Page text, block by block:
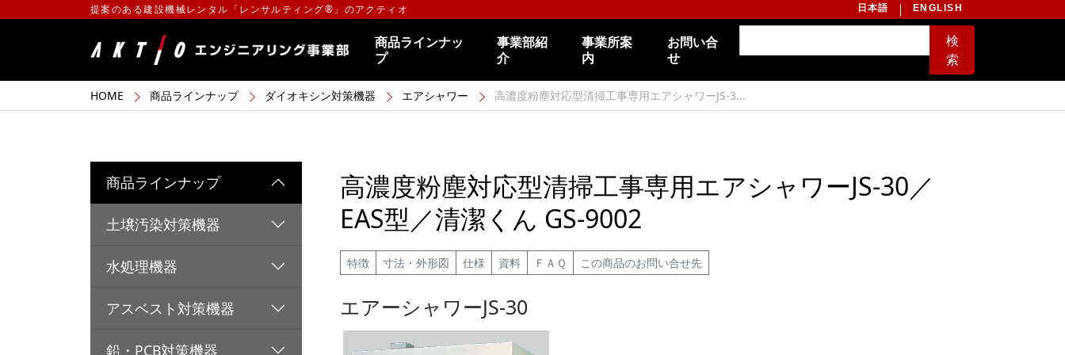
提案のある建設機械レンタル「レンサルティング®」のアクティオ 日本語 ENGLISH
商品ラインナッ
プ
事業部紹
介
事業所案
内
お問い合
せ
検
索
HOME 商品ラインナップ ダイオキシン対策機器 エアシャワー 高濃度粉塵対応型清掃工事専用エアシャワーJS-3...
高濃度粉塵対応型清掃工事専用エアシャワーJS-30／
EAS型／清潔くん GS-9002
特徴 寸法・外形図 仕様 資料 ＦＡＱ この商品のお問い合せ先
エアーシャワーJS-30
商品ラインナップ
土壌汚染対策機器
水処理機器
アスベスト対策機器
鉛・PCB対策機器